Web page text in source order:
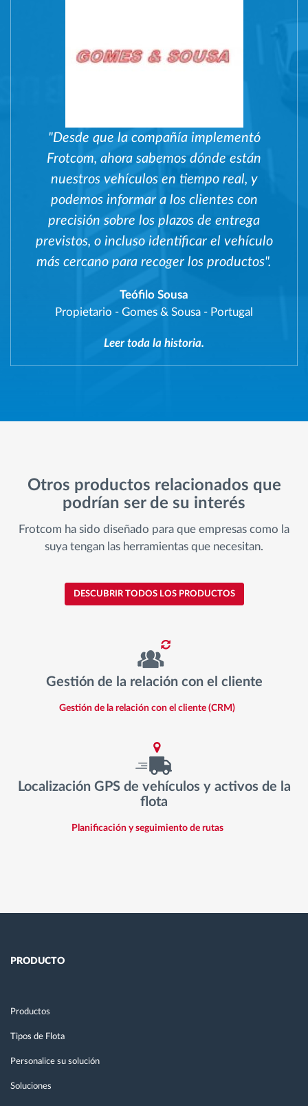
"Desde que la compañía implementó
Frotcom, ahora sabemos dónde están
nuestros vehículos en tiempo real, y
podemos informar a los clientes con
precisión sobre los plazos de entrega
previstos, o incluso identificar el vehículo
más cercano para recoger los productos".
Teófilo Sousa
Propietario - Gomes & Sousa - Portugal
Leer toda la historia.
Otros productos relacionados que
podrían ser de su interés
Frotcom ha sido diseñado para que empresas como la
suya tengan las herramientas que necesitan.
DESCUBRIR TODOS LOS PRODUCTOS
Gestión de la relación con el cliente
Gestión de la relación con el cliente (CRM)
Localización GPS de vehículos y activos de la
flota
Planificación y seguimiento de rutas
PRODUCTO
Productos
Tipos de Flota
Personalice su solución
Soluciones